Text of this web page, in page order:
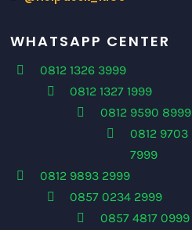
WHATSAPP CENTER
0812 1326 3999
0812 1327 1999
0812 9590 8999
0812 9703
7999
0812 9893 2999
0857 0234 2999
0857 4817 0999